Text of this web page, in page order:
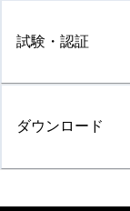
試験・認証
ダウンロード